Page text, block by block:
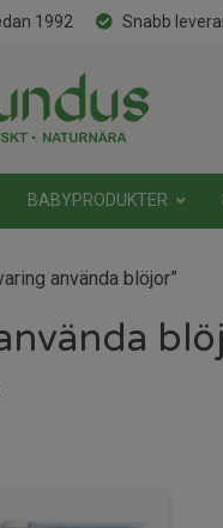
1992 Snabb
BABYPRODUKTER
använda blöjor”